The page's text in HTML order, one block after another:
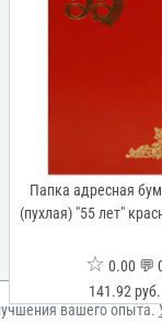
Папка адресная
(пухлая) "55 лет"
☆ 0.00 💬
141.92 руб.
вашего опыта.